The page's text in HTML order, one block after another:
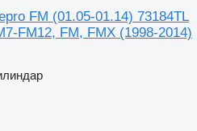
FM (01.05-01.14) 73184TL
FM12, FM, FMX (1998-2014)